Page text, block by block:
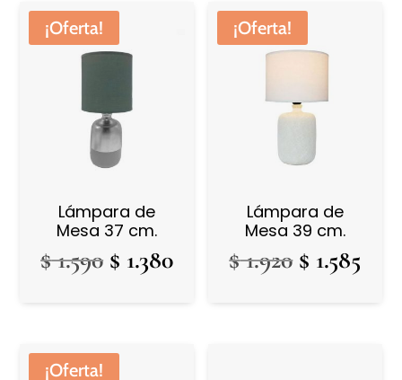
¡Oferta!
Lámpara de
Mesa 37 cm.
$1.590 El
precio
$ 1.590.
$ 1.380El
¡Oferta!
Lámpara de
Mesa 39 cm.
$1.920 El
precio
$ 1.585
¡Oferta!